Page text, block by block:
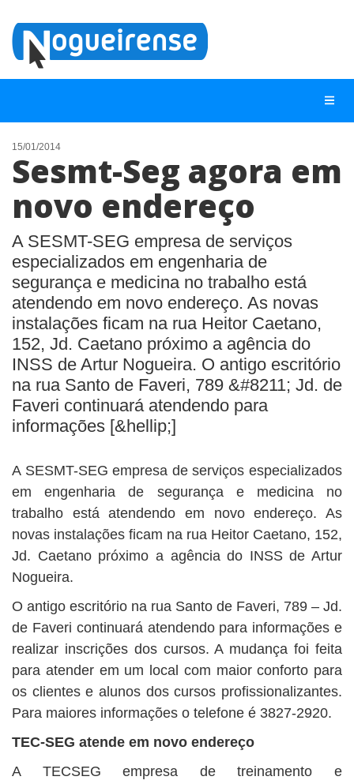
NOTÍCIAS
LISTA DIGITAL
QUEM SOMOS
CONTATO
ANUNCIE
BUSCAR
15/01/2014
Sesmt-Seg agora em
novo endereço
A SESMT-SEG empresa de serviços
especializados em engenharia de
segurança e medicina no trabalho está
atendendo em novo endereço. As novas
instalações ficam na rua Heitor Caetano,
152, Jd. Caetano próximo a agência do
INSS de Artur Nogueira. O antigo escritório
na rua Santo de Faveri, 789 &#8211; Jd. de
Faveri continuará atendendo para
informações [&hellip;]
A SESMT-SEG empresa de serviços especializados
em engenharia de segurança e medicina no
trabalho está atendendo em novo endereço. As
novas instalações ficam na rua Heitor Caetano, 152,
Jd. Caetano próximo a agência do INSS de Artur
Nogueira.
O antigo escritório na rua Santo de Faveri, 789 – Jd.
de Faveri continuará atendendo para informações e
realizar inscrições dos cursos. A mudança foi feita
para atender em um local com maior conforto para
os clientes e alunos dos cursos profissionalizantes.
Para maiores informações o telefone é 3827-2920.
TEC-SEG atende em novo endereço
A TECSEG empresa de treinamento e